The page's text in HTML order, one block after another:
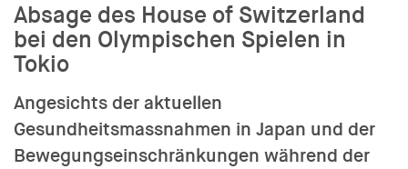
Absage des House of Switzerland
bei den Olympischen Spielen in
Tokio
Angesichts der aktuellen
Gesundheitsmassnahmen in Japan und der
Bewegungseinschränkungen während der